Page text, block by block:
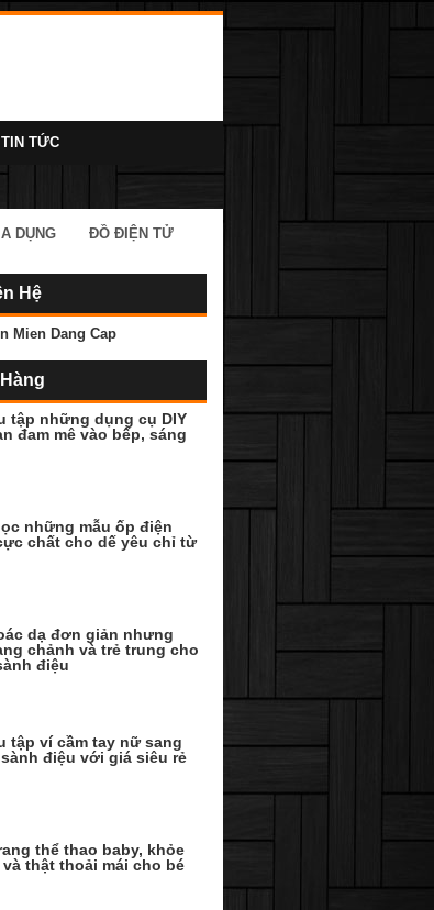
TỨC
DỤNG ĐỒ ĐIỆN TỬ
Hệ
tập những dụng cụ DIY
đam mê vào bếp, sáng
những mẫu ốp điện
chất cho dế yêu chỉ từ
dạ đơn giản nhưng
chảnh và trẻ trung cho
điệu
tập ví cầm tay nữ sang
điệu với giá siêu rẻ
thể thao baby, khỏe
và thật thoải mái cho bé